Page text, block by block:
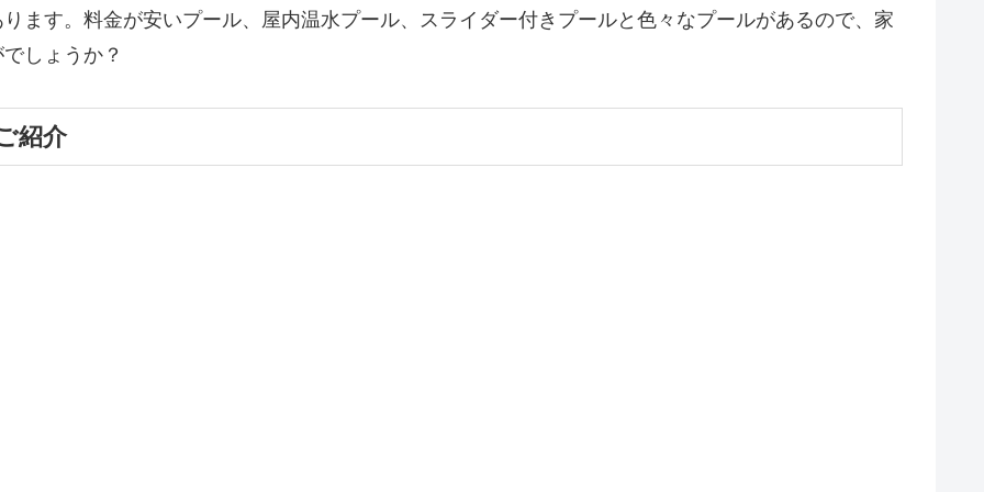
ます。料金が安いプール、屋内温水プール、スライダー付きプールと色々なプールがあるので、家
しょうか？
紹介